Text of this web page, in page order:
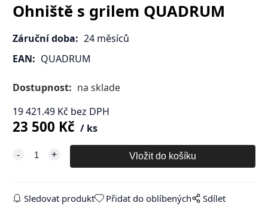
Ohniště s grilem QUADRUM
Záruční doba: 24 měsíců
EAN: QUADRUM
Dostupnost: na sklade
19 421.49Kč bez DPH
23 500 Kč ks
Sledovat produkt Přidat do oblíbených Sdílet